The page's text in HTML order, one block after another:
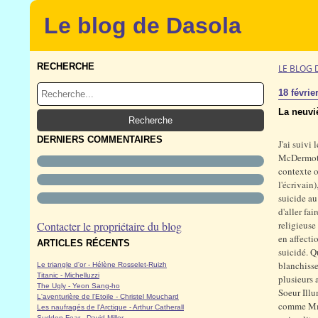
Le blog de Dasola
RECHERCHE
DERNIERS COMMENTAIRES
Contacter le propriétaire du blog
ARTICLES RÉCENTS
Le triangle d'or - Hélène Rosselet-Ruizh
Titanic - Michelluzzi
The Ugly - Yeon Sang-ho
L'aventurière de l'Etoile - Christel Mouchard
Les naufragés de l'Arctique - Arthur Catherall
LE BLOG
18
La
J'ai suivi
contexte
suicide
d'aller
religieuse
en
suicidé.
plusieurs
Soeur
comme